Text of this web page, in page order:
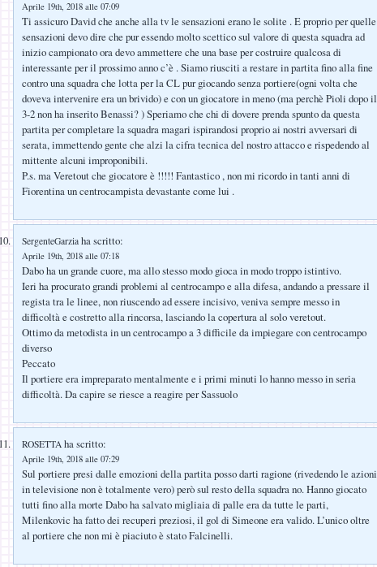
Aprile 19th, 2018 alle 07:09
Ti assicuro David che anche alla tv le sensazioni erano le solite . E proprio per quelle
sensazioni devo dire che pur essendo molto scettico sul valore di questa squadra ad
inizio campionato ora devo ammettere che una base per costruire qualcosa di
interessante per il prossimo anno c’è . Siamo riusciti a restare in partita fino alla fine
contro una squadra che lotta per la CL pur giocando senza portiere(ogni volta che
doveva intervenire era un brivido) e con un giocatore in meno (ma perchè Pioli dopo il
3-2 non ha inserito Benassi? ) Speriamo che chi di dovere prenda spunto da questa
partita per completare la squadra magari ispirandosi proprio ai nostri avversari di
serata, immettendo gente che alzi la cifra tecnica del nostro attacco e rispedendo al
mittente alcuni improponibili.
P.s. ma Veretout che giocatore è !!!!! Fantastico , non mi ricordo in tanti anni di
Fiorentina un centrocampista devastante come lui .
SergenteGarzia ha scritto:
Aprile 19th, 2018 alle 07:18
Dabo ha un grande cuore, ma allo stesso modo gioca in modo troppo istintivo.
Ieri ha procurato grandi problemi al centrocampo e alla difesa, andando a pressare il
regista tra le linee, non riuscendo ad essere incisivo, veniva sempre messo in
difficoltà e costretto alla rincorsa, lasciando la copertura al solo veretout.
Ottimo da metodista in un centrocampo a 3 difficile da impiegare con centrocampo
diverso
Peccato
Il portiere era impreparato mentalmente e i primi minuti lo hanno messo in seria
difficoltà. Da capire se riesce a reagire per Sassuolo
ROSETTA ha scritto:
Aprile 19th, 2018 alle 07:29
Sul portiere presi dalle emozioni della partita posso darti ragione (rivedendo le azioni
in televisione non è totalmente vero) però sul resto della squadra no. Hanno giocato
tutti fino alla morte Dabo ha salvato migliaia di palle era da tutte le parti,
Milenkovic ha fatto dei recuperi preziosi, il gol di Simeone era valido. L’unico oltre
al portiere che non mi è piaciuto è stato Falcinelli.